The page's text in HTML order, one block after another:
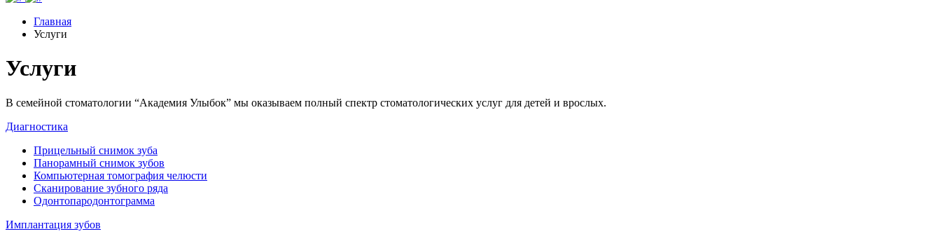
Главная
Услуги
Услуги
В семейной стоматологии “Академия Улыбок” мы оказываем полный спектр стоматологических услуг для детей и врослых.
Диагностика
Прицельный снимок зуба
Панорамный снимок зубов
Компьютерная томография челюсти
Сканирование зубного ряда
Одонтопародонтограмма
Имплантация зубов